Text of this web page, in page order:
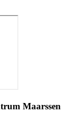
Maarssen